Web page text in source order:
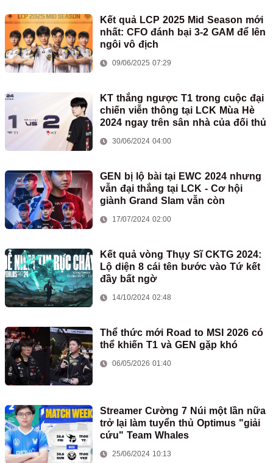
Kết quả LCP 2025 Mid Season mới
nhất: CFO đánh bại 3-2 GAM để lên
ngôi vô địch
09/06/2025 07:29
KT thắng ngược T1 trong cuộc đại
chiến viễn thông tại LCK Mùa Hè
2024 ngay trên sân nhà của đối thủ
30/06/2024 04:00
GEN bị lộ bài tại EWC 2024 nhưng
vẫn đại thắng tại LCK - Cơ hội
giành Grand Slam vẫn còn
17/07/2024 02:00
Kết quả vòng Thụy Sĩ CKTG 2024:
Lộ diện 8 cái tên bước vào Tứ kết
đầy bất ngờ
14/10/2024 02:48
Thể thức mới Road to MSI 2026 có
thể khiến T1 và GEN gặp khó
06/05/2026 01:40
Streamer Cường 7 Núi một lần nữa
trở lại làm tuyển thủ Optimus "giải
cứu" Team Whales
25/06/2024 10:13